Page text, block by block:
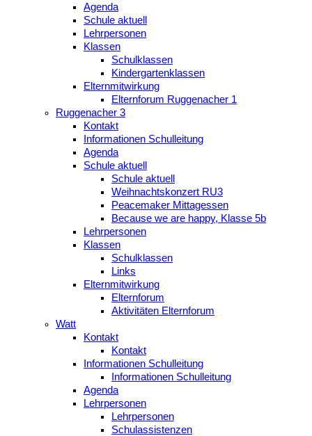
Agenda
Schule aktuell
Lehrpersonen
Klassen
Schulklassen
Kindergartenklassen
Elternmitwirkung
Elternforum Ruggenacher 1
Ruggenacher 3
Kontakt
Informationen Schulleitung
Agenda
Schule aktuell
Schule aktuell
Weihnachtskonzert RU3
Peacemaker Mittagessen
Because we are happy, Klasse 5b
Lehrpersonen
Klassen
Schulklassen
Links
Elternmitwirkung
Elternforum
Aktivitäten Elternforum
Watt
Kontakt
Kontakt
Informationen Schulleitung
Informationen Schulleitung
Agenda
Lehrpersonen
Lehrpersonen
Schulassistenzen